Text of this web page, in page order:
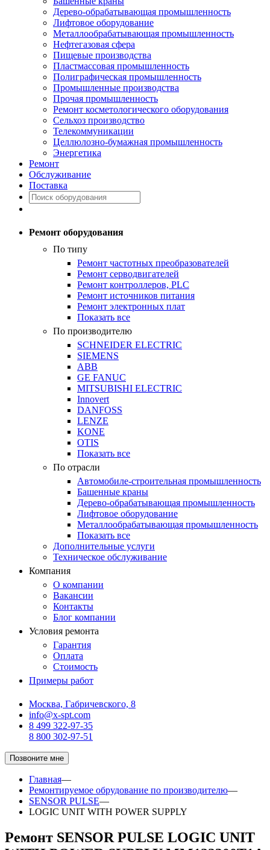
Дерево-обрабатывающая промышленность
Лифтовое оборудование
Металлообрабатывающая промышленность
Нефтегазовая сфера
Пищевые производства
Пластмассовая промышленность
Полиграфическая промышленность
Промышленные производства
Прочая промышленность
Ремонт косметологического оборудования
Сельхоз производство
Телекоммуникации
Целлюлозно-бумажная промышленность
Энергетика
Ремонт
Обслуживание
Поставка
Ремонт оборудования
По типу
Ремонт частотных преобразователей
Ремонт серводвигателей
Ремонт контроллеров, PLC
Ремонт источников питания
Ремонт электронных плат
Показать все
По производителю
SCHNEIDER ELECTRIC
SIEMENS
ABB
GE FANUC
MITSUBISHI ELECTRIC
Innovert
DANFOSS
LENZE
KONE
OTIS
Показать все
По отрасли
Автомобиле-строительная промышленность
Башенные краны
Дерево-обрабатывающая промышленность
Лифтовое оборудование
Металлообрабатывающая промышленность
Показать все
Дополнительные услуги
Техническое обслуживание
Компания
О компании
Вакансии
Контакты
Блог компании
Условия ремонта
Гарантия
Оплата
Стоимость
Примеры работ
Москва, Габричевского, 8
info@x-spt.com
8 499 322-97-35
8 800 302-97-51
Позвоните мне
Главная—
Ремонтируемое обрудование по производителю—
SENSOR PULSE—
LOGIC UNIT WITH POWER SUPPLY
Ремонт SENSOR PULSE LOGIC UNIT